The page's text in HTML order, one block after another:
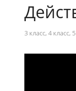
3 класс, 4 класс,